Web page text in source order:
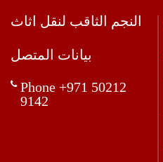
النجم الثاقب لنقل اثاث
بيانات المتصل
Phone +971 50212
9142